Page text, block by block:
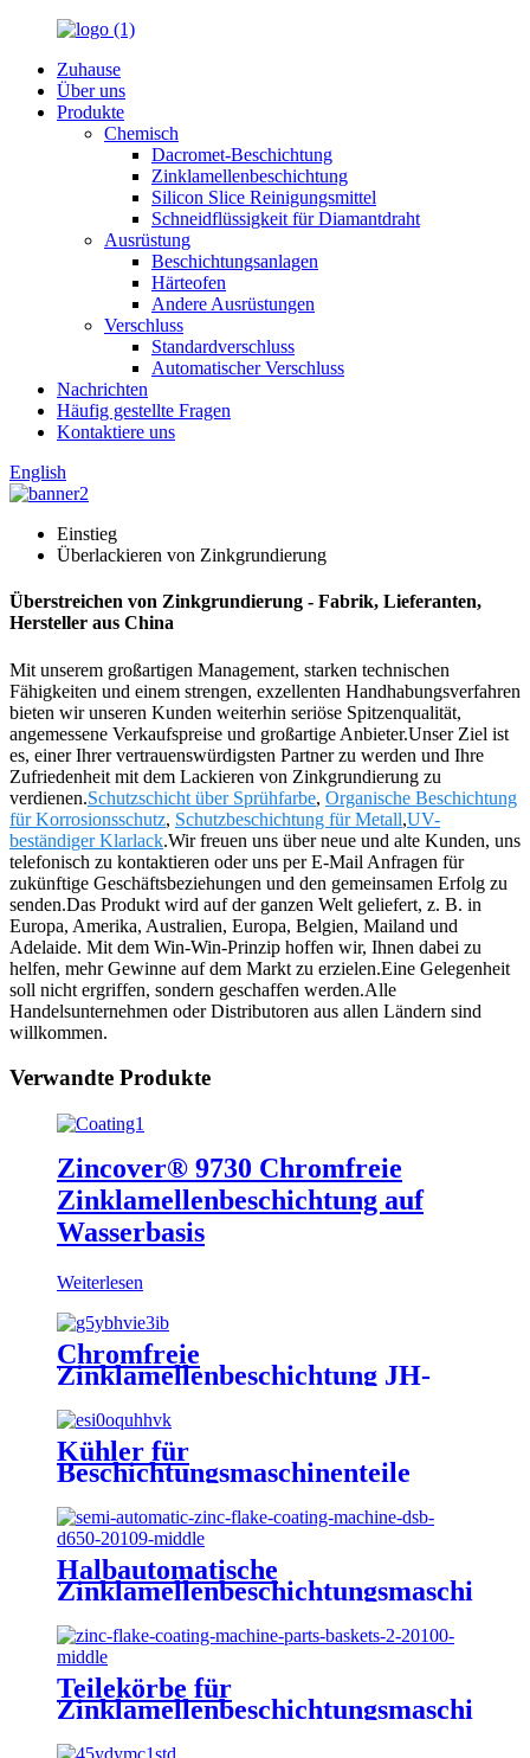
Zuhause
Über uns
Produkte
Chemisch
Dacromet-Beschichtung
Zinklamellenbeschichtung
Silicon Slice Reinigungsmittel
Schneidflüssigkeit für Diamantdraht
Ausrüstung
Beschichtungsanlagen
Härteofen
Andere Ausrüstungen
Verschluss
Standardverschluss
Automatischer Verschluss
Nachrichten
Häufig gestellte Fragen
Kontaktiere uns
English
Einstieg
Überlackieren von Zinkgrundierung
Überstreichen von Zinkgrundierung - Fabrik, Lieferanten,
Hersteller aus China
Mit unserem großartigen Management, starken technischen
Fähigkeiten und einem strengen, exzellenten Handhabungsverfahren
bieten wir unseren Kunden weiterhin seriöse Spitzenqualität,
angemessene Verkaufspreise und großartige Anbieter.Unser Ziel ist
es, einer Ihrer vertrauenswürdigsten Partner zu werden und Ihre
Zufriedenheit mit dem Lackieren von Zinkgrundierung zu
verdienen.Schutzschicht über Sprühfarbe, Organische Beschichtung
für Korrosionsschutz, Schutzbeschichtung für Metall,UV-
beständiger Klarlack.Wir freuen uns über neue und alte Kunden, uns
telefonisch zu kontaktieren oder uns per E-Mail Anfragen für
zukünftige Geschäftsbeziehungen und den gemeinsamen Erfolg zu
senden.Das Produkt wird auf der ganzen Welt geliefert, z. B. in
Europa, Amerika, Australien, Europa, Belgien, Mailand und
Adelaide. Mit dem Win-Win-Prinzip hoffen wir, Ihnen dabei zu
helfen, mehr Gewinne auf dem Markt zu erzielen.Eine Gelegenheit
soll nicht ergriffen, sondern geschaffen werden.Alle
Handelsunternehmen oder Distributoren aus allen Ländern sind
willkommen.
Verwandte Produkte
Zincover® 9730 Chromfreie
Zinklamellenbeschichtung auf
Wasserbasis
Weiterlesen
Chromfreie
Zinklamellenbeschichtung JH-
Kühler für
Beschichtungsmaschinenteile
Halbautomatische
Zinklamellenbeschichtungsmaschine
Teilekörbe für
Zinklamellenbeschichtungsmaschinen